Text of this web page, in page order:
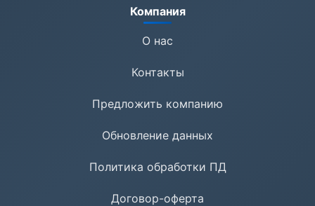
Компания
О нас
Контакты
Предложить компанию
Обновление данных
Политика обработки ПД
Договор-оферта